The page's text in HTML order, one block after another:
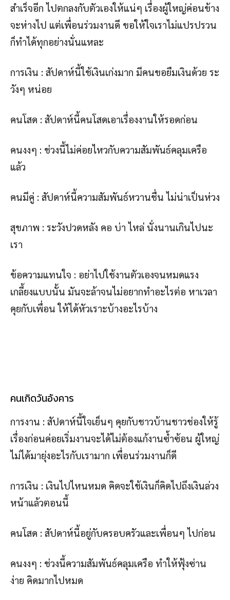
สำเร็จอีก ไปตกลงกับตัวเองให้แน่ๆ เรื่องผู้ใหญ่ค่อนข้าง
จะห่างไป แต่เพื่อนร่วมงานดี ขอให้ใจเราไม่แปรปรวน
ก็ทำได้ทุกอย่างนั่นแหละ
การเงิน : สัปดาห์นี้ใช้เงินเก่งมาก มีคนขอยืมเงินด้วย ระ
วังๆ หน่อย
คนโสด : สัปดาห์นี้คนโสดเอาเรื่องงานให้รอดก่อน
คนงงๆ : ช่วงนี้ไม่ค่อยไหวกับความสัมพันธ์คลุมเครือ
แล้ว
คนมีคู่ : สัปดาห์นี้ความสัมพันธ์หวานชื่น ไม่น่าเป็นห่วง
สุขภาพ : ระวังปวดหลัง คอ บ่า ไหล่ นั่งนานเกินไปนะ
เรา
ข้อความแทนใจ : อย่าไปใช้งานตัวเองจนหมดแรง
เกลี้ยงแบบนั้น มันจะล้าจนไม่อยากทำอะไรต่อ หาเวลา
คุยกับเพื่อน ให้ได้หัวเราะบ้างอะไรบ้าง
คนเกิดวันอังคาร
การงาน : สัปดาห์นี้ใจเย็นๆ คุยกับชาวบ้านชาวช่องให้รู้
เรื่องก่อนค่อยเริ่มงานจะได้ไม่ต้องแก้งานซ้ำซ้อน ผู้ใหญ่
ไม่ได้มายุ่งอะไรกับเรามาก เพื่อนร่วมงานก็ดี
การเงิน : เงินไปไหนหมด คิดจะใช้เงินก็คิดไปถึงเงินล่วง
หน้าแล้วตอนนี้
คนโสด : สัปดาห์นี้อยู่กับครอบครัวและเพื่อนๆ ไปก่อน
คนงงๆ : ช่วงนี้ความสัมพันธ์คลุมเครือ ทำให้ฟุ้งซ่าน
ง่าย คิดมากไปหมด